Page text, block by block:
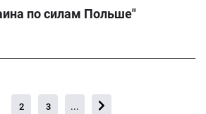
по силам Польше"
2 3 ...